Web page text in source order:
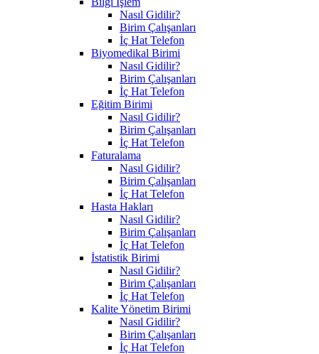
Nasıl Gidilir?
Birim Çalışanları
İç Hat Telefon
Biyomedikal Birimi
Nasıl Gidilir?
Birim Çalışanları
İç Hat Telefon
Eğitim Birimi
Nasıl Gidilir?
Birim Çalışanları
İç Hat Telefon
Faturalama
Nasıl Gidilir?
Birim Çalışanları
İç Hat Telefon
Hasta Hakları
Nasıl Gidilir?
Birim Çalışanları
İç Hat Telefon
İstatistik Birimi
Nasıl Gidilir?
Birim Çalışanları
İç Hat Telefon
Kalite Yönetim Birimi
Nasıl Gidilir?
Birim Çalışanları
İç Hat Telefon